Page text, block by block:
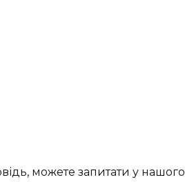
можете запитати у нашого